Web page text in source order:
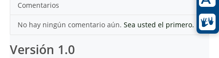
Comentarios
No hay ningún comentario aún. Sea usted el primero.
Versión 1.0